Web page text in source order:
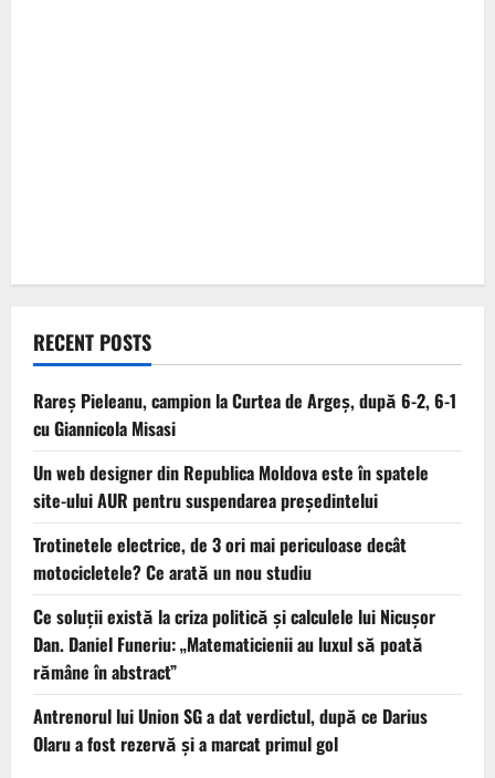
RECENT POSTS
Rareș Pieleanu, campion la Curtea de Argeș, după 6-2, 6-1
cu Giannicola Misasi
Un web designer din Republica Moldova este în spatele
site-ului AUR pentru suspendarea președintelui
Trotinetele electrice, de 3 ori mai periculoase decât
motocicletele? Ce arată un nou studiu
Ce soluții există la criza politică și calculele lui Nicușor
Dan. Daniel Funeriu: „Matematicienii au luxul să poată
rămâne în abstract”
Antrenorul lui Union SG a dat verdictul, după ce Darius
Olaru a fost rezervă și a marcat primul gol